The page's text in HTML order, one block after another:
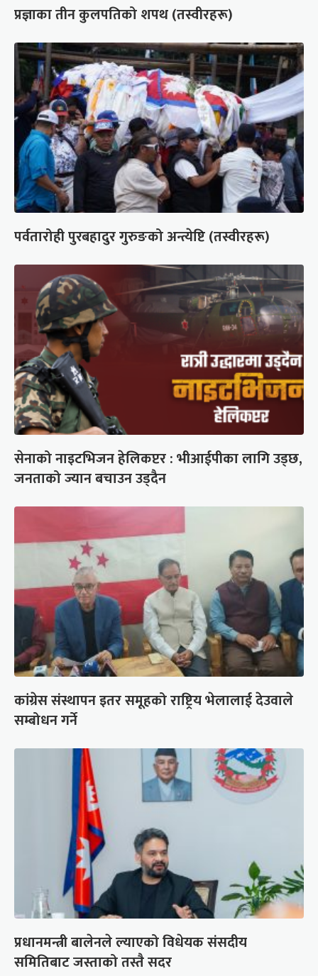
प्रज्ञाका तीन कुलपतिको शपथ (तस्वीरहरू)
पर्वतारोही पुरबहादुर गुरुङको अन्त्येष्टि (तस्वीरहरू)
सेनाको नाइटभिजन हेलिकप्टर : भीआईपीका लागि उड्छ,
जनताको ज्यान बचाउन उड्दैन
कांग्रेस संस्थापन इतर समूहको राष्ट्रिय भेलालाई देउवाले
सम्बोधन गर्ने
प्रधानमन्त्री बालेनले ल्याएको विधेयक संसदीय
समितिबाट जस्ताको तस्तै सदर